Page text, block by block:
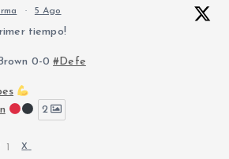
· 5 Ago
tiempo!
0-0#Defe
2
1 X